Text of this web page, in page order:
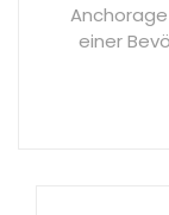
einer